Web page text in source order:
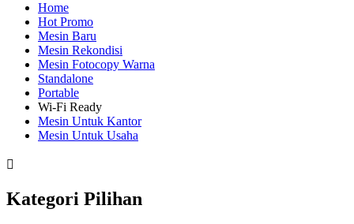
Home
Hot Promo
Mesin Baru
Mesin Rekondisi
Mesin Fotocopy Warna
Standalone
Portable
Wi-Fi Ready
Mesin Untuk Kantor
Mesin Untuk Usaha
Kategori Pilihan